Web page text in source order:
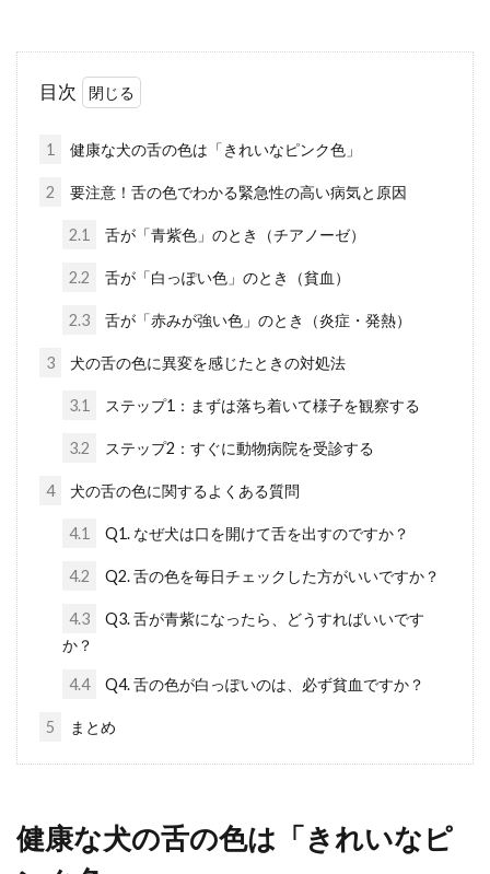
目次
1 健康な犬の舌の色は「きれいなピンク色」
2 要注意！舌の色でわかる緊急性の高い病気と原因
2.1 舌が「青紫色」のとき（チアノーゼ）
2.2 舌が「白っぽい色」のとき（貧血）
2.3 舌が「赤みが強い色」のとき（炎症・発熱）
3 犬の舌の色に異変を感じたときの対処法
3.1 ステップ1：まずは落ち着いて様子を観察する
3.2 ステップ2：すぐに動物病院を受診する
4 犬の舌の色に関するよくある質問
4.1 Q1. なぜ犬は口を開けて舌を出すのですか？
4.2 Q2. 舌の色を毎日チェックした方がいいですか？
4.3
Q3. 舌が青紫になったら、どうすればいいです
か？
4.4 Q4. 舌の色が白っぽいのは、必ず貧血ですか？
5 まとめ
健康な犬の舌の色は「きれいなピ